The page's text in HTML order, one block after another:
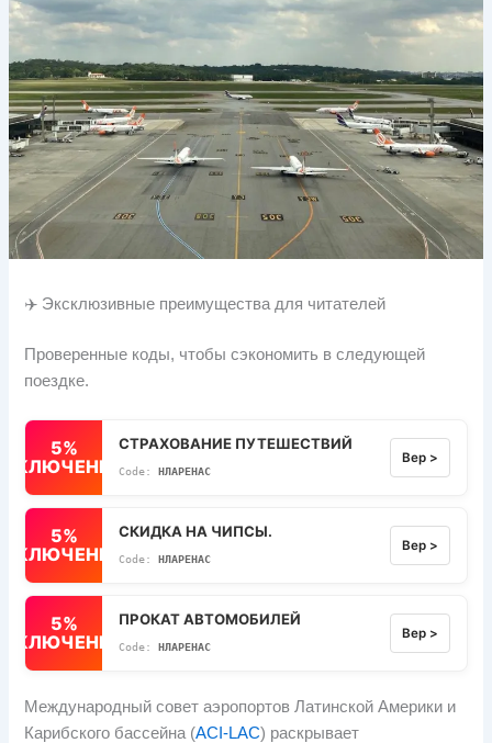
✈️ Эксклюзивные преимущества для читателей
Проверенные коды, чтобы сэкономить в следующей
поездке.
5%
СТРАХОВАНИЕ ПУТЕШЕСТВИЙ
НЛАРЕНАС
Вер >
5%
СКИДКА НА ЧИПСЫ.
НЛАРЕНАС
Вер >
5%
ПРОКАТ АВТОМОБИЛЕЙ
НЛАРЕНАС
Вер >
Международный совет аэропортов Латинской Америки и
Карибского бассейна (ACI-LAC) раскрывает